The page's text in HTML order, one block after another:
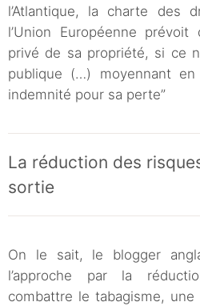
l’Atlantique, la charte des
l’Union Européenne
privé de sa propriété, si ce
publique (…) moyennant
indemnité pour sa perte”
La réduction des
sortie
On le sait, le blogger
l’approche par la
combattre le tabagisme,